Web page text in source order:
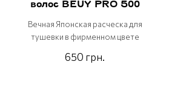
волос BEUY PRO 500
Вечная Японская расческа для
тушевки в фирменном цвете
650 грн.